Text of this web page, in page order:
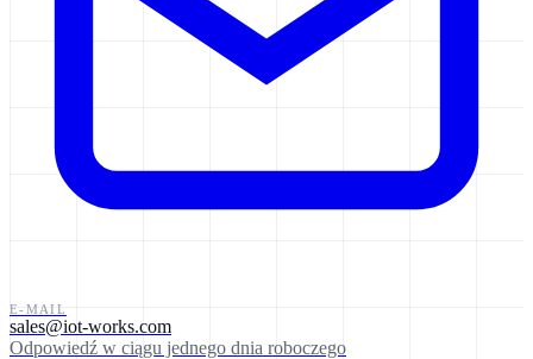
E-MAIL
sales@iot-works.com
Odpowiedź w ciągu jednego dnia roboczego